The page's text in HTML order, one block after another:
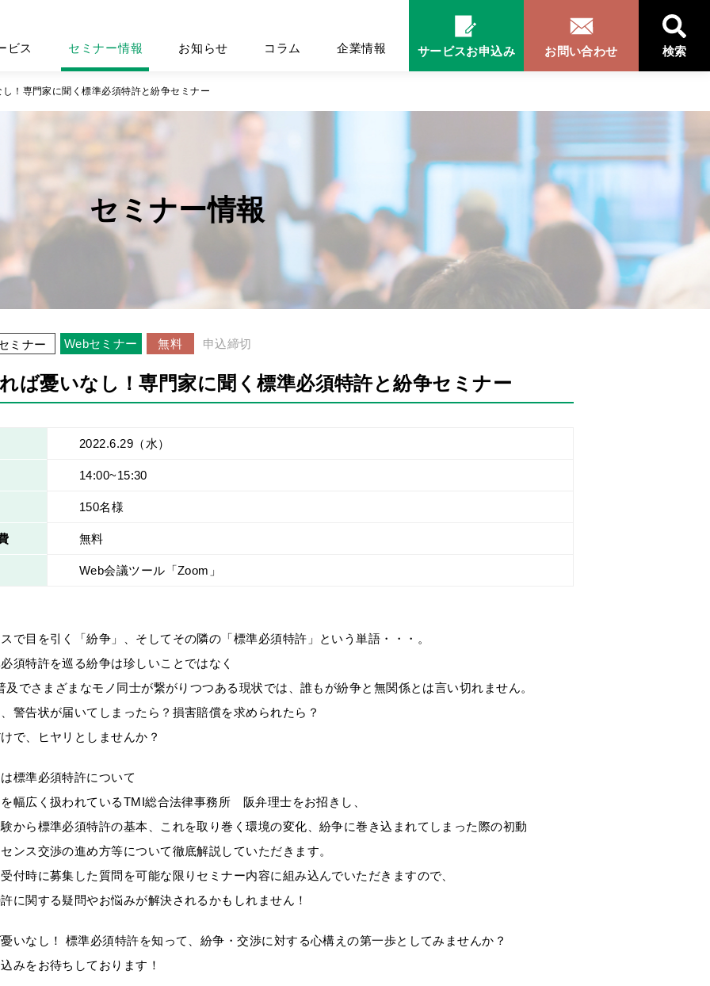
ビス セミナー情報 お知らせ コラム 企業情報 サービスお申込み お問い合わせ 検索
！専門家に聞く標準必須特許と紛争セミナー
セミナー情報
ミナー Webセミナー 無料 申込締切
ば憂いなし！専門家に聞く標準必須特許と紛争セミナー
2022.6.29 （水）
14:00~15:30
150名様
無料
Web会議ツール「Zoom」
で目を引く「紛争」、そしてその隣の「標準必須特許」という単語・・・。
須特許を巡る紛争は珍しいことではなく
及でさまざまなモノ同士が繋がりつつある現状では、誰もが紛争と無関係とは言い切れません。
警告状が届いてしまったら？損害賠償を求められたら？
で、ヒヤリとしませんか？
標準必須特許について
幅広く扱われているTMI総合法律事務所 阪弁理士をお招きし、
から標準必須特許の基本、これを取り巻く環境の変化、紛争に巻き込まれてしまった際の初動
ンス交渉の進め方等について徹底解説していただきます。
付時に募集した質問を可能な限りセミナー内容に組み込んでいただきますので、
に関する疑問やお悩みが解決されるかもしれません！
いなし！ 標準必須特許を知って、紛争・交渉に対する心構えの第一歩としてみませんか？
みをお待ちしております！